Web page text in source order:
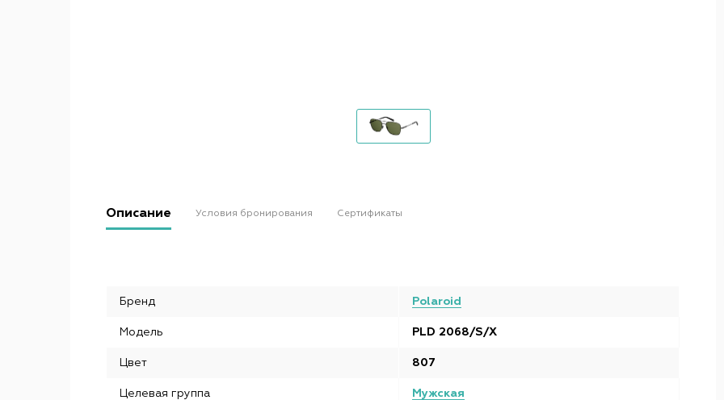
Описание Условия бронирования Сертификаты
Бренд Polaroid
Модель PLD 2068/S/X
Цвет 807
Целевая группа Мужская